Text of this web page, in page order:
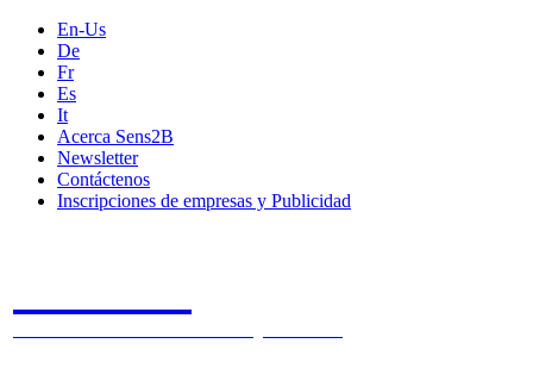
En-Us
De
Fr
Es
It
Acerca Sens2B
Newsletter
Contáctenos
Inscripciones de empresas y Publicidad